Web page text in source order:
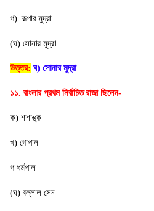
গ)  রূপার মুদ্রা
(ঘ) সোনার মুদ্রা
উত্তর: ঘ) সোনার মুদ্রা
১১. বাংলার প্রথম নির্বাচিত রাজা ছিলেন-
ক) শশাঙ্ক
খ) গোপাল
গ ধর্মপাল
(ঘ) বল্লাল সেন